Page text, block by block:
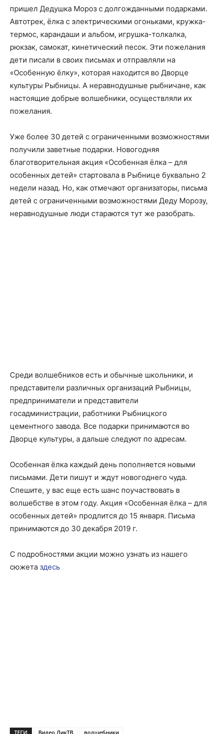
пришел Дедушка Мороз с долгожданными подарками.
Автотрек, ёлка с электрическими огоньками, кружка-
термос, карандаши и альбом, игрушка-толкалка,
рюкзак, самокат, кинетический песок. Эти пожелания
дети писали в своих письмах и отправляли на
«Особенную ёлку», которая находится во Дворце
культуры Рыбницы. А неравнодушные рыбничане, как
настоящие добрые волшебники, осуществляли их
пожелания.
Уже более 30 детей с ограниченными возможностями
получили заветные подарки. Новогодняя
благотворительная акция «Особенная ёлка – для
особенных детей» стартовала в Рыбнице буквально 2
недели назад. Но, как отмечают организаторы, письма
детей с ограниченными возможностями Деду Морозу,
неравнодушные люди стараются тут же разобрать.
Среди волшебников есть и обычные школьники, и
представители различных организаций Рыбницы,
предприниматели и представители
госадминистрации, работники Рыбницкого
цементного завода. Все подарки принимаются во
Дворце культуры, а дальше следуют по адресам.
Особенная ёлка каждый день пополняется новыми
письмами. Дети пишут и ждут новогоднего чуда.
Спешите, у вас еще есть шанс поучаствовать в
волшебстве в этом году. Акция «Особенная ёлка – для
особенных детей» продлится до 15 января. Письма
принимаются до 30 декабря 2019 г.
С подробностями акции можно узнать из нашего
сюжета здесь
ТЕГИ Видео ЛикТВ волшебники